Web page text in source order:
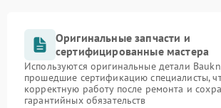
Оригинальные запчасти и
сертифицированные мастера
Используются оригинальные детали
прошедшие сертификацию специалисты,
корректную работу после ремонта и
гарантийных обязательств